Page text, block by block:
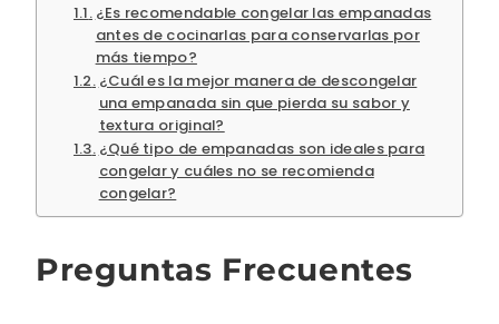
¿Es recomendable congelar las empanadas
antes de cocinarlas para conservarlas por
más tiempo?
¿Cuál es la mejor manera de descongelar
una empanada sin que pierda su sabor y
textura original?
¿Qué tipo de empanadas son ideales para
congelar y cuáles no se recomienda
congelar?
Preguntas Frecuentes